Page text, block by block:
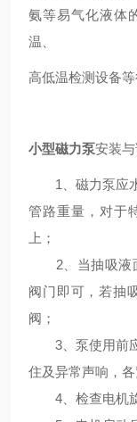
氨等易气化液体
温、
高低温检测设备等
小型磁力泵安装与
1、磁力泵应水
管路重量，对于
上；
2、当抽吸液面
阀门即可，若抽
阀；
3、泵使用前应
住及异常声响，各
4、检查电机旋